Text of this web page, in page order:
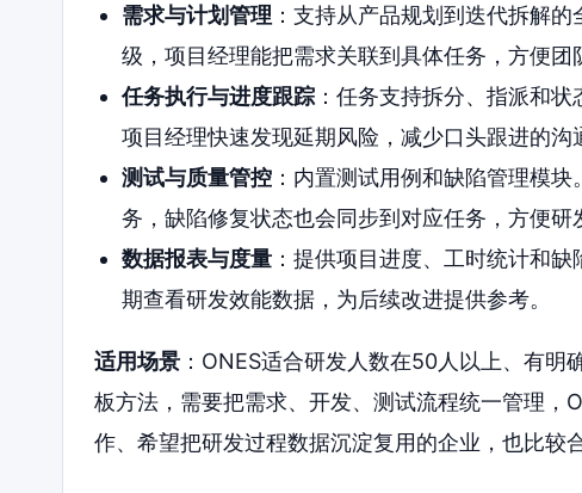
需求与计划管理 ：支持从产品规划到迭代拆解
级，项目经理能把需求关联到具体任务，方便团
任务执行与进度跟踪：任务支持拆分、指派和状
项目经理快速发现延期风险，减少口头跟进的沟
测试与质量管控：内置测试用例和缺陷管理模
务，缺陷修复状态也会同步到对应任务，方便研
数据报表与度量：提供项目进度、工时统计和
期查看研发效能数据，为后续改进提供参考。
适用场景 ：ONES适合研发人数在50人以上、有
板方法，需要把需求、开发、测试流程统一管理，
作、希望把研发过程数据沉淀复用的企业，也比较合